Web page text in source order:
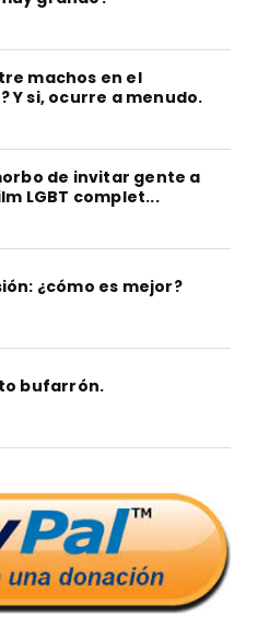
machos en el
Y si, ocurre a menudo.
de invitar gente a
LGBT complet...
¿cómo es mejor?
bufarrón.